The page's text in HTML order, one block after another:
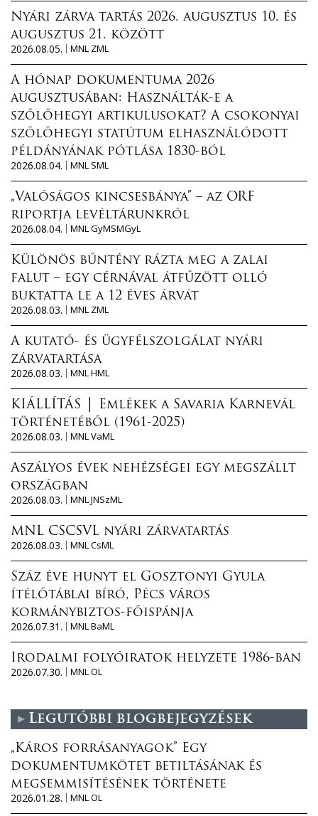
Nyári zárva tartás 2026. augusztus 10. és
augusztus 21. között
2026.08.05.
MNL ZML
A hónap dokumentuma 2026
augusztusában: Használták-e a
szőlőhegyi artikulusokat? A csokonyai
szőlőhegyi statútum elhasználódott
példányának pótlása 1830-ból
2026.08.04.
MNL SML
„Valóságos kincsesbánya” – az ORF
riportja levéltárunkról
2026.08.04.
MNL GyMSMGyL
Különös bűntény rázta meg a zalai
falut – egy cérnával átfűzött olló
buktatta le a 12 éves árvát
2026.08.03.
MNL ZML
A kutató- és ügyfélszolgálat nyári
zárvatartása
2026.08.03.
MNL HML
KIÁLLÍTÁS │ Emlékek a Savaria Karnevál
történetéből (1961-2025)
2026.08.03.
MNL VaML
Aszályos évek nehézségei egy megszállt
országban
2026.08.03.
MNL JNSzML
MNL CSCSVL nyári zárvatartás
2026.08.03.
MNL CsML
Száz éve hunyt el Gosztonyi Gyula
ítélőtáblai bíró, Pécs város
kormánybiztos-főispánja
2026.07.31.
MNL BaML
Irodalmi folyóiratok helyzete 1986-ban
2026.07.30.
MNL OL
Legutóbbi blogbejegyzések
„Káros forrásanyagok” Egy
dokumentumkötet betiltásának és
megsemmisítésének története
2026.01.28.
MNL OL